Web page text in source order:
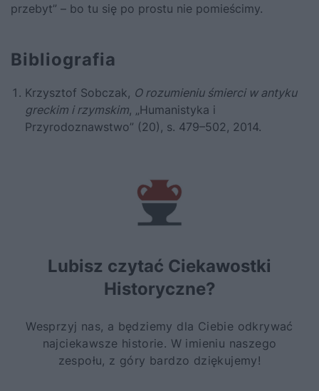
przebyt” – bo tu się po prostu nie pomieścimy.
Bibliografia
Krzysztof Sobczak, O rozumieniu śmierci w antyku
greckim i rzymskim, „Humanistyka i
Przyrodoznawstwo” (20), s. 479–502, 2014.